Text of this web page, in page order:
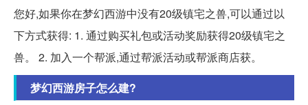
您好,如果你在梦幻西游中没有20级镇宅之兽,可以通过以
下方式获得: 1. 通过购买礼包或活动奖励获得20级镇宅之
兽。 2. 加入一个帮派,通过帮派活动或帮派商店获。
梦幻西游房子怎么建?